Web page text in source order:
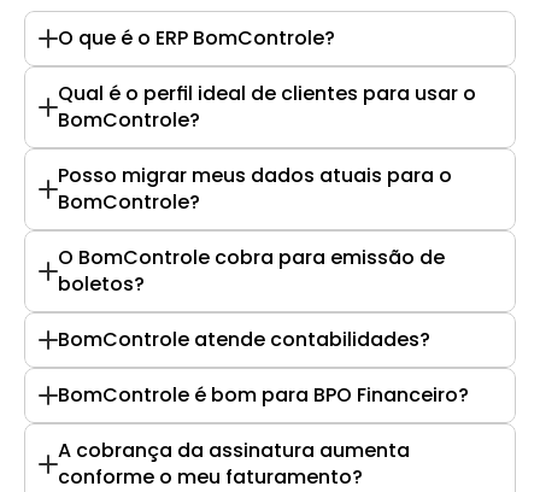
O que é o ERP BomControle?
Qual é o perfil ideal de clientes para usar o
BomControle?
Posso migrar meus dados atuais para o
BomControle?
O BomControle cobra para emissão de
boletos?
BomControle atende contabilidades?
BomControle é bom para BPO Financeiro?
A cobrança da assinatura aumenta
conforme o meu faturamento?